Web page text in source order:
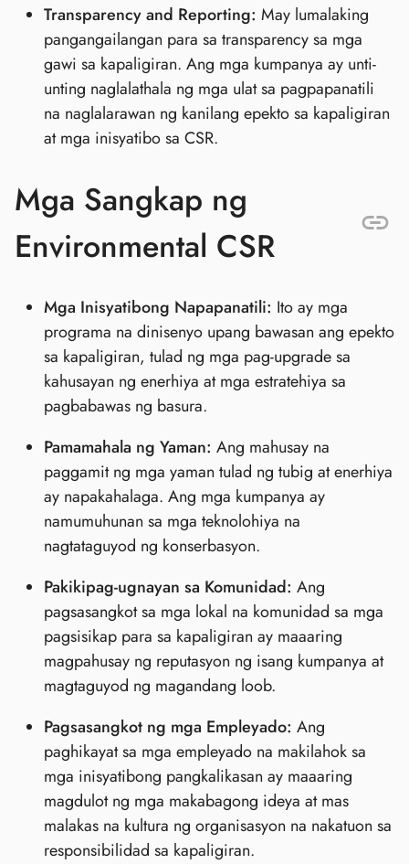
Transparency and Reporting: May lumalaking
pangangailangan para sa transparency sa mga
gawi sa kapaligiran. Ang mga kumpanya ay unti-
unting naglalathala ng mga ulat sa pagpapanatili
na naglalarawan ng kanilang epekto sa kapaligiran
at mga inisyatibo sa CSR.
Mga Sangkap ng
Environmental CSR
Mga Inisyatibong Napapanatili: Ito ay mga
programa na dinisenyo upang bawasan ang epekto
sa kapaligiran, tulad ng mga pag-upgrade sa
kahusayan ng enerhiya at mga estratehiya sa
pagbabawas ng basura.
Pamamahala ng Yaman: Ang mahusay na
paggamit ng mga yaman tulad ng tubig at enerhiya
ay napakahalaga. Ang mga kumpanya ay
namumuhunan sa mga teknolohiya na
nagtataguyod ng konserbasyon.
Pakikipag-ugnayan sa Komunidad: Ang
pagsasangkot sa mga lokal na komunidad sa mga
pagsisikap para sa kapaligiran ay maaaring
magpahusay ng reputasyon ng isang kumpanya at
magtaguyod ng magandang loob.
Pagsasangkot ng mga Empleyado: Ang
paghikayat sa mga empleyado na makilahok sa
mga inisyatibong pangkalikasan ay maaaring
magdulot ng mga makabagong ideya at mas
malakas na kultura ng organisasyon na nakatuon sa
responsibilidad sa kapaligiran.